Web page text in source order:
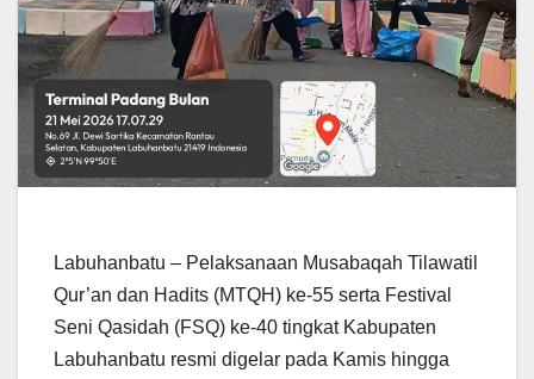
Labuhanbatu – Pelaksanaan Musabaqah Tilawatil
Qur’an dan Hadits (MTQH) ke-55 serta Festival
Seni Qasidah (FSQ) ke-40 tingkat Kabupaten
Labuhanbatu resmi digelar pada Kamis hingga